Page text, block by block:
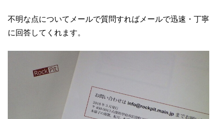
不明な点についてメールで質問すればメールで迅速・丁寧
に回答してくれます。